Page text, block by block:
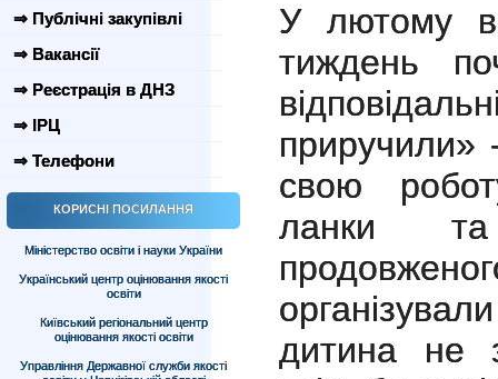
⇒ Публічні закупівлі
⇒ Вакансії
⇒ Реєстрація в ДНЗ
⇒ ІРЦ
⇒ Телефони
КОРИСНІ ПОСИЛАННЯ
Міністерство освіти і науки України
Український центр оцінювання якості
освіти
Київський регіональний центр
оцінювання якості освіти
Управління Державної служби якості
У лютому
тиждень
приручили»
свою
ланки та
дитина не